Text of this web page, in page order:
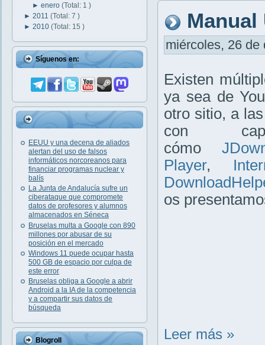
►enero(Total: 1 )
► 2011 (Total: 7 )
► 2010 (Total: 15 )
Síguenos en:
EEUU y una decena de aliados
alertan del uso de falsos
informáticos norcoreanos para
financiar programas nuclear y
balís
La Junta de Andalucía sufre un
ciberataque que compromete
datos de profesores y alumnos
almacenados en Séneca
Bruselas multa a Google con 890
millones por abusar de su
posición en el mercado
Windows 11 puede ocupar hasta
500 GB de espacio por culpa de
este error
Bruselas obliga a Google a abrir
Android a la IA de la competencia
y a compartir sus datos de
búsqueda
Blogroll
Manual
miércoles, 26 de
Existen
ya sea de
otro sitio, a
con
cómo
Player,
os
Leer más »